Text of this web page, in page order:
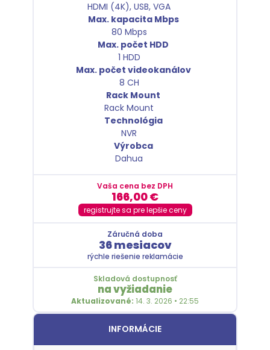
HDMI (4K), USB, VGA
Max. kapacita Mbps
80 Mbps
Max. počet HDD
1 HDD
Max. počet videokanálov
8 CH
Rack Mount
Rack Mount
Technológia
NVR
Výrobca
Dahua
Vaša cena bez DPH
166,00€
registrujte sa pre lepšie ceny
Záručná doba
36 mesiacov
rýchle riešenie reklamácie
Skladová dostupnosť
na vyžiadanie
Aktualizované: 14. 3. 2026 • 22:55
INFORMÁCIE